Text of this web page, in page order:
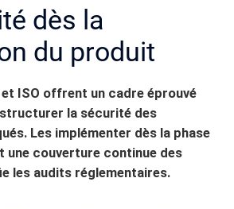
dès la
du produit
ISO offrent un cadre éprouvé
la sécurité des
Les implémenter dès la phase
une couverture continue des
les audits réglementaires.